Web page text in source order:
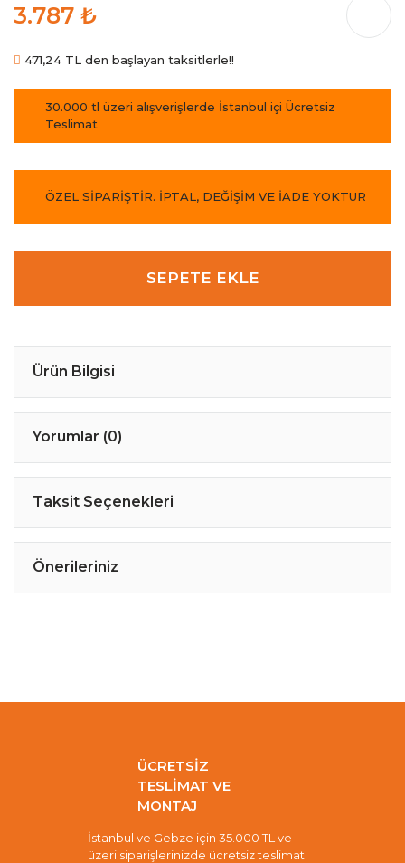
3.787 ₺
471,24 TL den başlayan taksitlerle!!
30.000 tl üzeri alışverişlerde İstanbul içi Ücretsiz
Teslimat
ÖZEL SİPARİŞTİR. İPTAL, DEĞİŞİM VE İADE YOKTUR
SEPETE EKLE
Ürün Bilgisi
Yorumlar (0)
Taksit Seçenekleri
Önerileriniz
ÜCRETSİZ
TESLİMAT VE
MONTAJ
İstanbul ve Gebze için 35.000 TL ve
üzeri siparişlerinizde ücretsiz teslimat